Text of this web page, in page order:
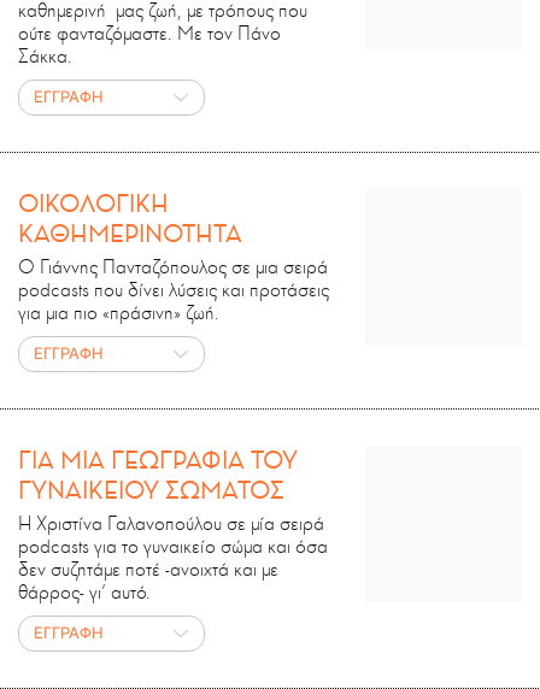
καθημερινή μας ζωή, με τρόπους που
ούτε φανταζόμαστε. Με τον Πάνο
Σάκκα.
ΕΓΓΡΑΦΗ
ΟΙΚΟΛΟΓΙΚΗ
ΚΑΘΗΜΕΡΙΝΟΤΗΤΑ
Ο Γιάννης Πανταζόπουλος σε μια σειρά
podcasts που δίνει λύσεις και προτάσεις
για μια πιο «πράσινη» ζωή.
ΕΓΓΡΑΦΗ
ΓΙΑ ΜΙΑ ΓΕΩΓΡΑΦΙΑ ΤΟΥ
ΓΥΝΑΙΚΕΙΟΥ ΣΩΜΑΤΟΣ
Η Χριστίνα Γαλανοπούλου σε μία σειρά
podcasts για το γυναικείο σώμα και όσα
δεν συζητάμε ποτέ -ανοιχτά και με
θάρρος- γι' αυτό.
ΕΓΓΡΑΦΗ